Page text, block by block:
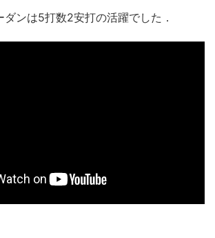
ンは5打数2安打の活躍でした．